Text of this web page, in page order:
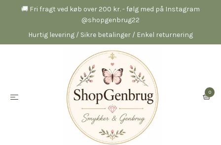
🚚 Fri fragt ved køb over 200 kr. - følg med på Instagram
@shopgenbrug22
Hurtig levering / Sikre betalinger / Enkel returnering
0